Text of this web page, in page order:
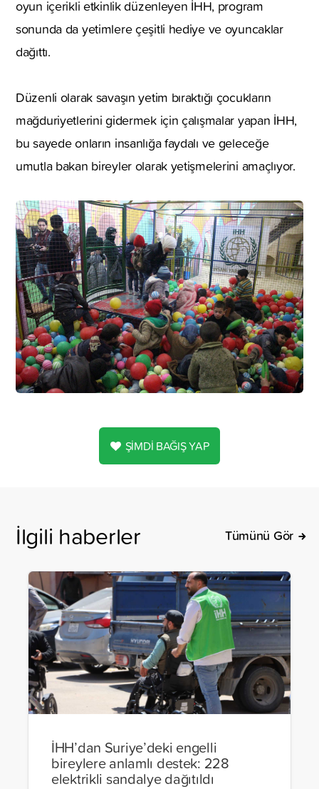
oyun içerikli etkinlik düzenleyen İHH, program
sonunda da yetimlere çeşitli hediye ve oyuncaklar
dağıttı.
Düzenli olarak savaşın yetim bıraktığı çocukların
mağduriyetlerini gidermek için çalışmalar yapan İHH,
bu sayede onların insanlığa faydalı ve geleceğe
umutla bakan bireyler olarak yetişmelerini amaçlıyor.
ŞİMDİ BAĞIŞ YAP
İlgili haberler Tümünü Gör
İHH’dan Suriye’deki engelli
bireylere anlamlı destek: 228
elektrikli sandalye dağıtıldı